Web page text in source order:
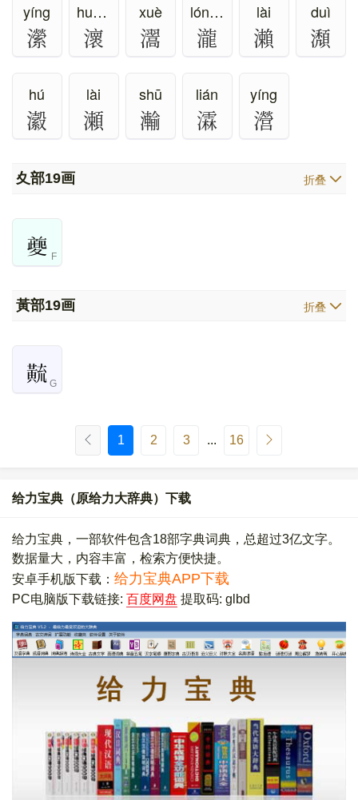
yíng
瀠
huái、wāi
瀤
xuè
瀥
lóng、shuāng
瀧
lài
瀨
duì
瀩
hú
瀫
lài
瀬
shū
瀭
lián
瀮
yíng
瀯
夊部19画 折叠
F
黃部19画 折叠
G
1 2 3 ... 16
给力宝典（原给力大辞典）下载
给力宝典，一部软件包含18部字典词典，总超过3亿文字。
数据量大，内容丰富，检索方便快捷。
安卓手机版下载： 给力宝典APP下载
PC电脑版下载链接: 百度网盘 提取码: glbd